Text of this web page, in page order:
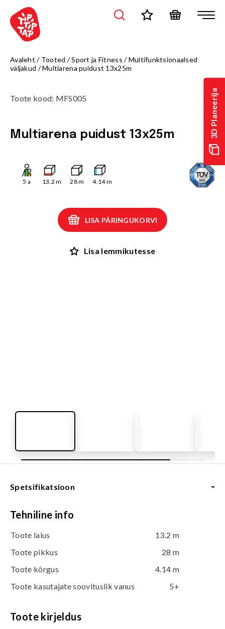
3D Planeerija
Avaleht / Tooted /Sport ja Fitness /Multifunktsionaalsed
väljakud /Multiarena puidust 13x25m
Toote kood: MFS005
Multiarena puidust 13x25m
5 a 13.2 m 28m 4.14m
LISA PÄRINGUKORVI
Lisa lemmikutesse
Spetsifikatsioon -
Tehniline info
Toote laius
13.2 m
Toote pikkus
28 m
Toote kõrgus
4.14 m
Toote kasutajate soovituslik vanus
5+
Toote kirjeldus